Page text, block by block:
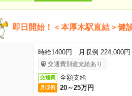
即日開始！＜本厚木駅直結＞健
時給1400円 月収例 224,000円
交通費別途支給あり
交通費 全額支給
月収例 20～25万円